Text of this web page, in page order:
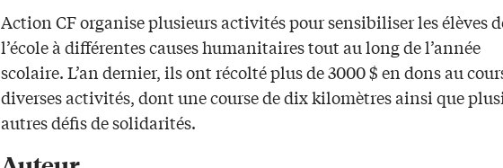
Action CF organise plusieurs activités pour sensibiliser les élèves
l’école à différentes causes humanitaires tout au long de l’année
scolaire. L’an dernier, ils ont récolté plus de 3000 $ en dons au
diverses activités, dont une course de dix kilomètres ainsi que
autres défis de solidarités.